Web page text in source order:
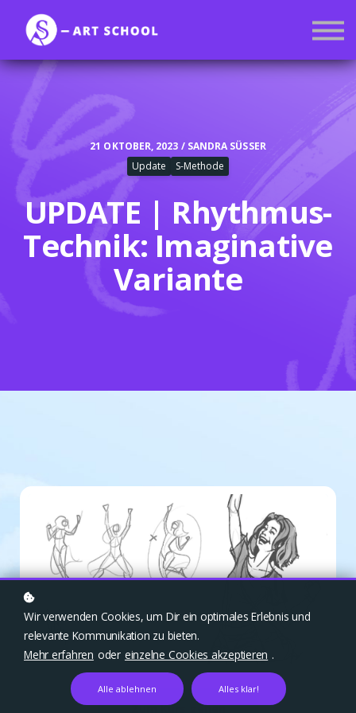
Mitgliedschaft
Anmelden
21 OKTOBER, 2023 / SANDRA SÜSSER
Update
S-Methode
UPDATE | Rhythmus-
Technik: Imaginative
Variante
Zum Kurs gehen
Wir verwenden Cookies, um Dir ein optimales Erlebnis und
relevante Kommunikation zu bieten.
Mehr erfahren oder einzelne Cookies akzeptieren .
Alle ablehnen Alles klar!